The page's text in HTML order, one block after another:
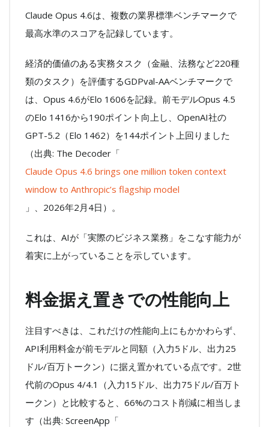
Claude Opus 4.6は、複数の業界標準ベンチマークで
最高水準のスコアを記録しています。
経済的価値のある実務タスク（金融、法務など220種
類のタスク）を評価するGDPval-AAベンチマークで
は、Opus 4.6がElo 1606を記録。前モデルOpus 4.5
のElo 1416から190ポイント向上し、OpenAI社の
GPT-5.2（Elo 1462）を144ポイント上回りました
（出典: The Decoder「
Claude Opus 4.6 brings one million token context
window to Anthropic’s flagship model
」、2026年2月4日）。
これは、AIが「実際のビジネス業務」をこなす能力が
着実に上がっていることを示しています。
料金据え置きでの性能向上
注目すべきは、これだけの性能向上にもかかわらず、
API利用料金が前モデルと同額（入力5ドル、出力25
ドル/百万トークン）に据え置かれている点です。2世
代前のOpus 4/4.1（入力15ドル、出力75ドル/百万ト
ークン）と比較すると、66%のコスト削減に相当しま
す（出典: ScreenApp「